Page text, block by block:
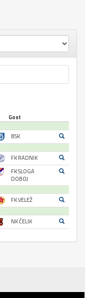
Gost
BSK
FK RADNIK
FK SLOGA
DOBOJ
FK VELEŽ
NK ČELIK